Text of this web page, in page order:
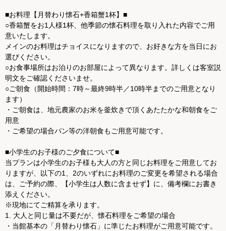
■お料理【月替わり懐石+香箱蟹1杯】■
○香箱蟹をお1人様1杯、他季節の懐石料理を取り入れた内容でご用
意いたします。
メインのお料理はチョイスになりますので、お好きな方を当日にお
選びください。
○お食事場所はお泊りのお部屋によって異なります。詳しくは客室説
明文をご確認くださいませ。
○ご朝食（開始時間：7時～最終9時半／10時半までのご用意となり
ます）
・ご朝食は、地元農家のお米を釜炊きで頂くあたたかな和朝食をご
用意
・ご希望の場合パン等の洋朝食もご用意可能です。
■小学生のお子様のご夕食について■
当プランは小学生のお子様も大人の方と同じお料理をご用意してお
りますが、以下の1、2のいずれにお料理のご変更を希望される場合
は、ご予約の際、【小学生は人数に含ませず】に、備考欄にお書き
添えください。
※現地にてご精算を承ります。
1. 大人と同じ量は不要だが、懐石料理をご希望の場合
・当館基本の「月替わり懐石」に準じたお料理がご用意可能です。